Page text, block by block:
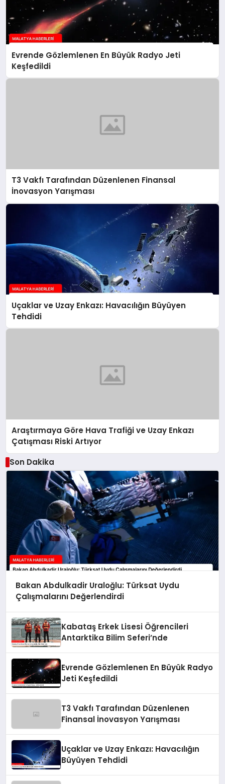
Evrende Gözlemlenen En Büyük Radyo Jeti
Keşfedildi
T3 Vakfı Tarafından Düzenlenen Finansal
İnovasyon Yarışması
Uçaklar ve Uzay Enkazı: Havacılığın Büyüyen
Tehdidi
Araştırmaya Göre Hava Trafiği ve Uzay Enkazı
Çatışması Riski Artıyor
Son Dakika
Bakan Abdulkadir Uraloğlu: Türksat Uydu
Çalışmalarını Değerlendirdi
Kabataş Erkek Lisesi Öğrencileri
Antarktika Bilim Seferi’nde
Evrende Gözlemlenen En Büyük Radyo
Jeti Keşfedildi
T3 Vakfı Tarafından Düzenlenen
Finansal İnovasyon Yarışması
Uçaklar ve Uzay Enkazı: Havacılığın
Büyüyen Tehdidi